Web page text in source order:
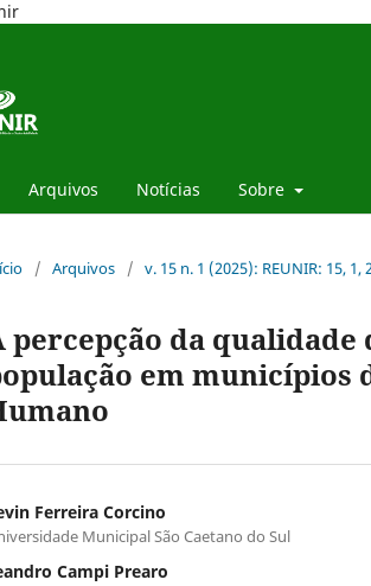
Arquivos Notícias Sobre
/ Arquivos / v. 15 n. 1 (2025): REUNIR: 15, 1,
percepção da
em municípios
Ferreira Corcino
Municipal São Caetano do Sul
Campi Prearo